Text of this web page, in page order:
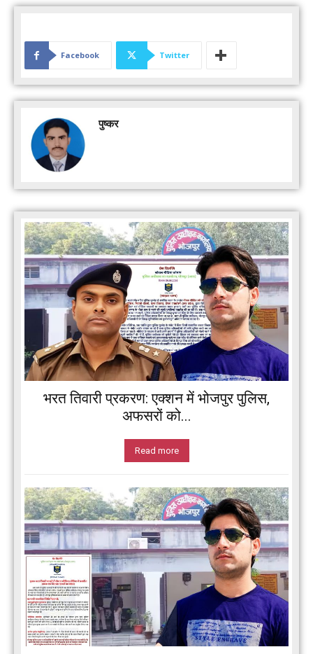
Facebook Twitter
पुष्कर
भरत तिवारी प्रकरण: एक्शन में भोजपुर पुलिस,
अफसरों को...
Read more